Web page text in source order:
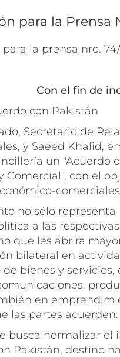
para la Prensa
la prensa nro.
Con el fin de
con Pakistán
Secretario de
y Saeed Khalid,
un "Acuerdo
Comercial", con el
no sólo representa
a las
que les abrirá
bilateral en
bienes y servicios,
en
las partes acuerden.
busca normalizar el
Pakistán, destino